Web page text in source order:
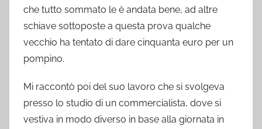
che tutto sommato le è andata bene, ad altre
schiave sottoposte a questa prova qualche
vecchio ha tentato di dare cinquanta euro per un
pompino.
Mi raccontò poi del suo lavoro che si svolgeva
presso lo studio di un commercialista, dove si
vestiva in modo diverso in base alla giornata in